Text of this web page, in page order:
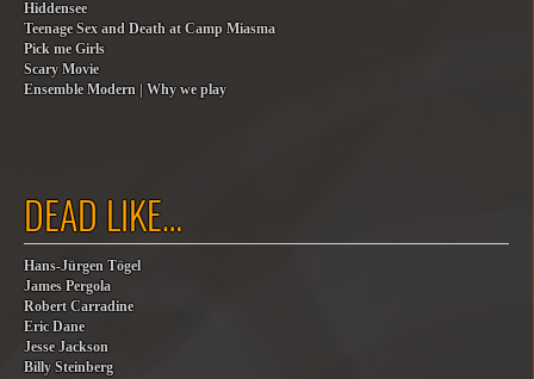
Hiddensee
Teenage Sex and Death at Camp Miasma
Pick me Girls
Scary Movie
Ensemble Modern | Why we play
DEAD LIKE…
Hans-Jürgen Tögel
James Pergola
Robert Carradine
Eric Dane
Jesse Jackson
Billy Steinberg